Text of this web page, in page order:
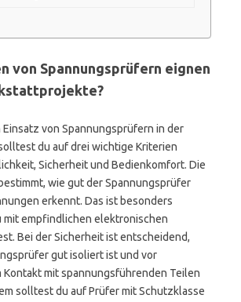
von Spannungsprüfern eignen
Einsatz von Spannungsprüfern in der
du auf drei wichtige Kriterien
Sicherheit und Bedienkomfort. Die
wie gut der Spannungsprüfer
erkennt. Das ist besonders
mit empfindlichen elektronischen
Bei der Sicherheit ist entscheidend,
gut isoliert ist und vor
mit spannungsführenden Teilen
solltest du auf Prüfer mit Schutzklasse